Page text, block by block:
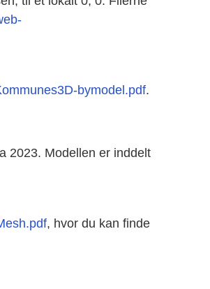
bymodel.pdf.
2023. Modellen er inddelt
, hvor du kan finde